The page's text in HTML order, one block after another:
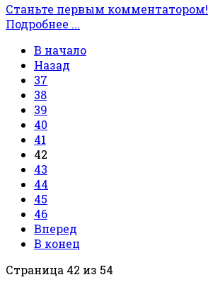
Станьте первым комментатором!
Подробнее ...
В начало
Назад
37
38
39
40
41
42
43
44
45
46
Вперед
В конец
Страница 42 из 54